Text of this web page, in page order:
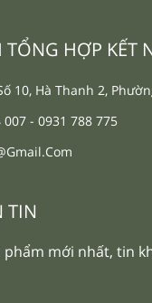
TỔNG HỢP KẾT
10, Hà Thanh 2,
007 - 0931 788 775
TIN
mới nhất, tin